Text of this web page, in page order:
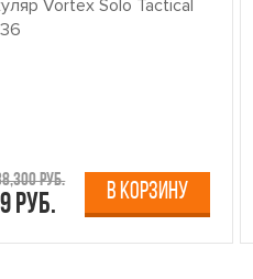
Vortex Solo Tactical
руб.
руб. В КОРЗИНУ